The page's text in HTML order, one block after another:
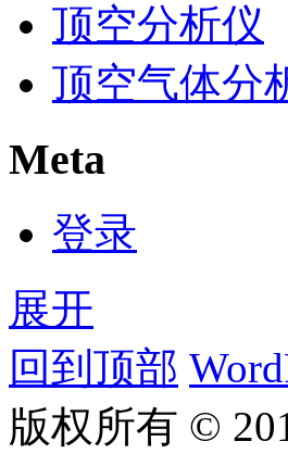
顶空分析仪
顶空气体分
Meta
登录
展开
回到顶部
版权所有 ©